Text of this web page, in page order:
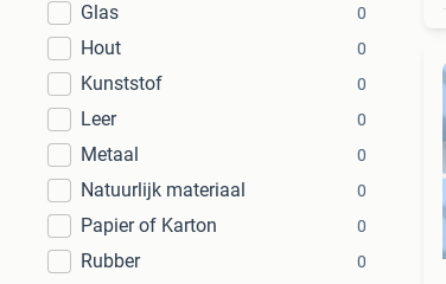
Glas 0
Hout 0
Kunststof 0
Leer 0
Metaal 0
Natuurlijk materiaal 0
Papier of Karton 0
Rubber 0